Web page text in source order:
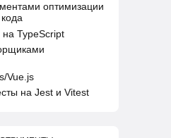
оптимизации
TypeScript
Vue.js
на Jest и Vitest